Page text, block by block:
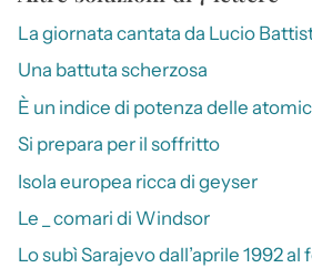
La giornata cantata da Lucio
Una battuta scherzosa
È un indice di potenza delle
Si prepara per il soffritto
Isola europea ricca di geyser
Le _ comari di Windsor
Lo subì Sarajevo dall’aprile 1992 al